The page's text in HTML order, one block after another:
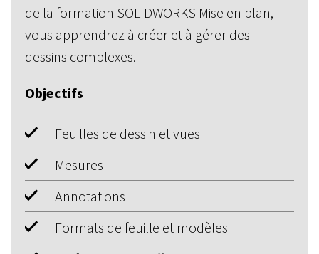
de la formation SOLIDWORKS Mise en plan,
vous apprendrez à créer et à gérer des
dessins complexes.
Objectifs
Feuilles de dessin et vues
Mesures
Annotations
Formats de feuille et modèles